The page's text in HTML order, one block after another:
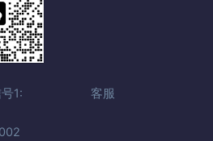
信号1: 客服